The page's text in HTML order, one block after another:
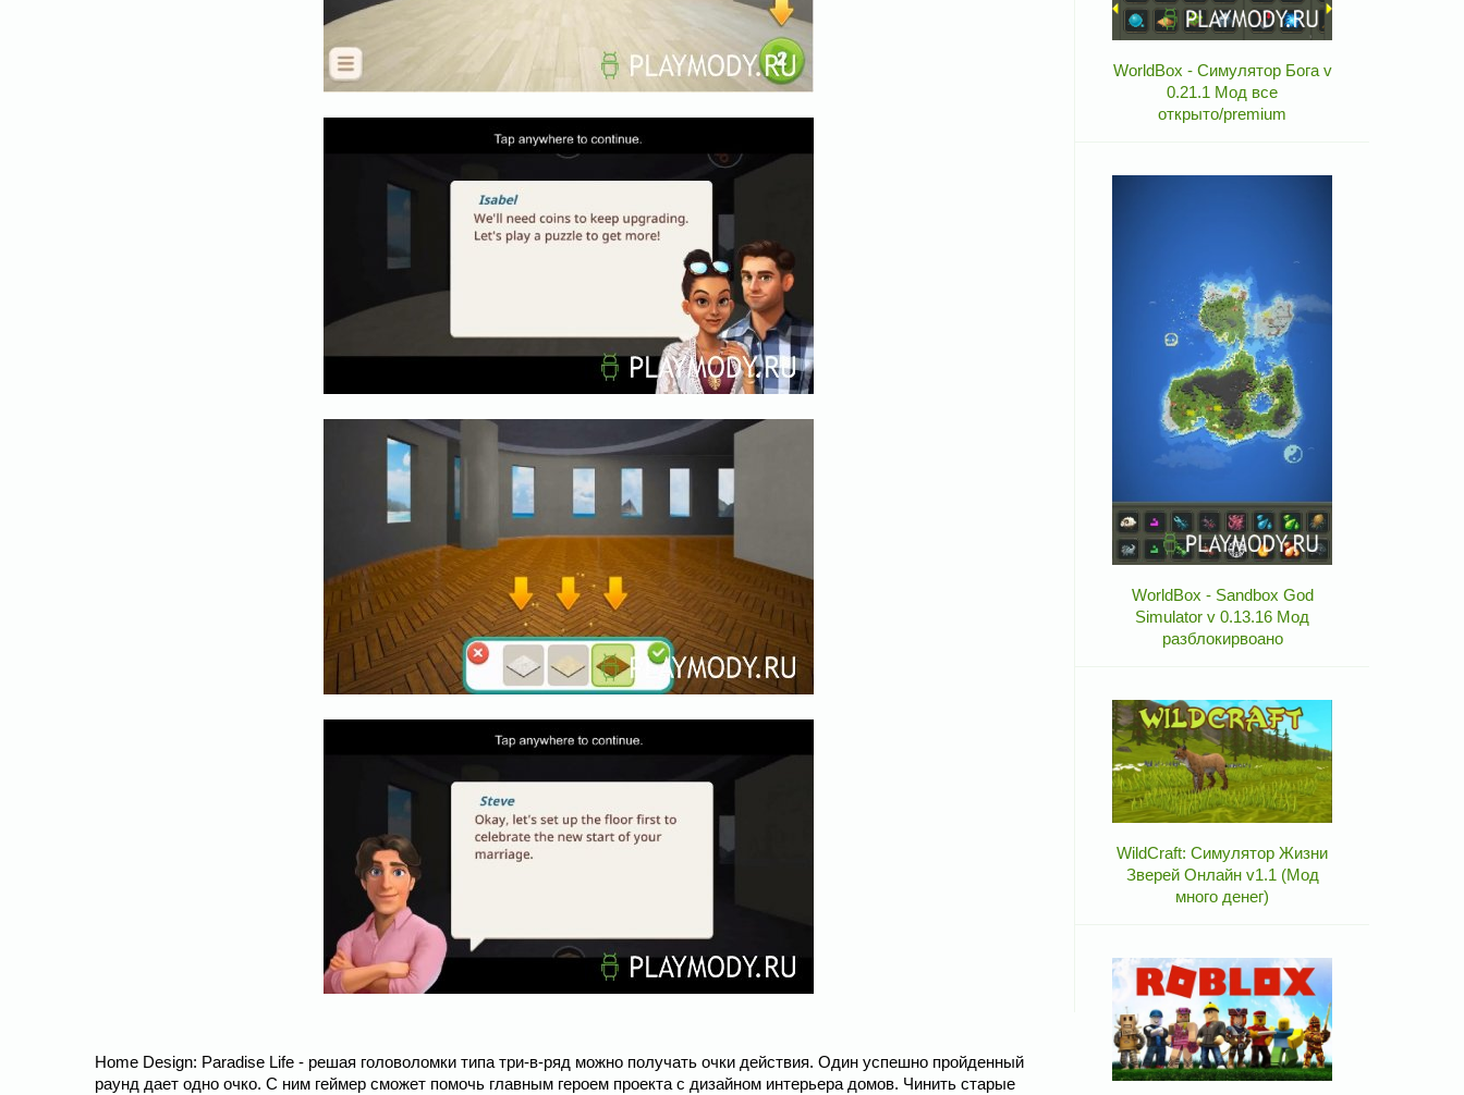
Home Design: Paradise Life - решая головоломки типа три-в-ряд можно получать очки действия. Один успешно пройденный
раунд дает одно очко. С ним геймер сможет помочь главным героем проекта с дизайном интерьера домов. Чинить старые
WorldBox - Симулятор Бога v
0.21.1 Мод все
открыто/premium
WorldBox - Sandbox God
Simulator v 0.13.16 Мод
разблокирвоано
WildCraft: Симулятор Жизни
Зверей Онлайн v1.1 (Мод
много денег)